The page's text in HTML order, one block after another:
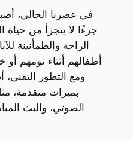
في عصرنا الحالي،
جزءًا لا يتجزأ من حياة
الراحة والطمأنينة
أطفالهم أثناء نومهم
ومع التطور
بميزات متقدمة،
الصوتي، والبث